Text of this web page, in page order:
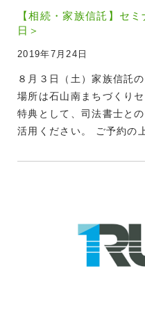
【相続・家族信託】セ
日＞
2019年7月24日
８月３日（土）家族信託
場所は石山南まちづくり
特典として、司法書士と
活用ください。 ご予約の